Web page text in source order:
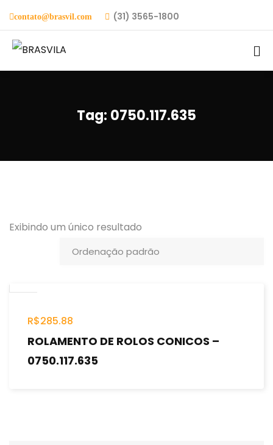
contato@brasvil.com (31) 3565-1800
Tag: 0750.117.635
Exibindo um único resultado
R$285.88
ROLAMENTO DE ROLOS CONICOS –
0750.117.635